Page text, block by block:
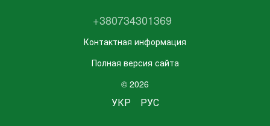
+380734301369
Контактная информация
Полная версия сайта
© 2026
УКР РУС